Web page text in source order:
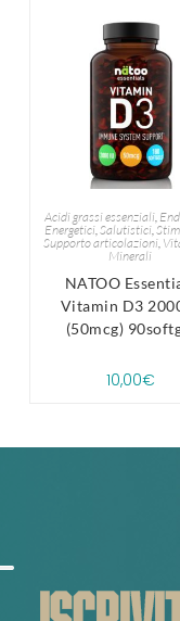
Acidi grassi essenziali,
Energetici,Salutistici,
Supporto articolazioni,
Minerali
NATOO
Vitamin D3
(50mcg)
10,00€